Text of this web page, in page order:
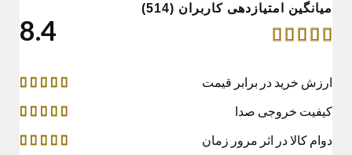
میانگین امتیازدهی کاربران (514)
4.8
ارزش خريد در برابر قيمت
کیفیت خروجی صدا
دوام کالا در اثر مرور زمان